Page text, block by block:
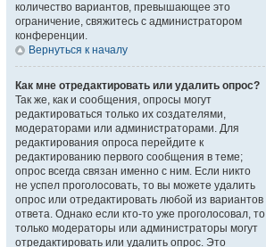
количество вариантов, превышающее это
ограничение, свяжитесь с администратором
конференции.
Вернуться к началу
Как мне отредактировать или удалить опрос?
Так же, как и сообщения, опросы могут
редактироваться только их создателями,
модераторами или администраторами. Для
редактирования опроса перейдите к
редактированию первого сообщения в теме;
опрос всегда связан именно с ним. Если никто
не успел проголосовать, то вы можете удалить
опрос или отредактировать любой из вариантов
ответа. Однако если кто-то уже проголосовал, то
только модераторы или администраторы могут
отредактировать или удалить опрос. Это